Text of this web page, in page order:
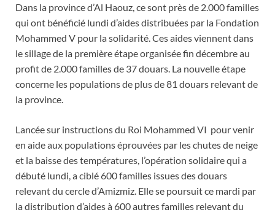
Dans la province d’Al Haouz, ce sont près de 2.000 familles
qui ont bénéficié lundi d’aides distribuées par la Fondation
Mohammed V pour la solidarité. Ces aides viennent dans
le sillage de la première étape organisée fin décembre au
profit de 2.000 familles de 37 douars. La nouvelle étape
concerne les populations de plus de 81 douars relevant de
la province.
Lancée sur instructions du Roi Mohammed VI pour venir
en aide aux populations éprouvées par les chutes de neige
et la baisse des températures, l’opération solidaire qui a
débuté lundi, a ciblé 600 familles issues des douars
relevant du cercle d’Amizmiz. Elle se poursuit ce mardi par
la distribution d’aides à 600 autres familles relevant du